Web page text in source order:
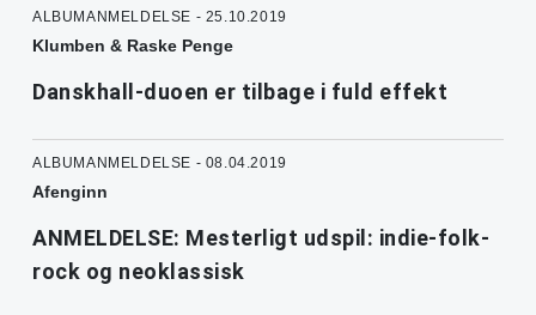
ALBUMANMELDELSE - 25.10.2019
Klumben & Raske Penge
Danskhall-duoen er tilbage i fuld effekt
ALBUMANMELDELSE - 08.04.2019
Afenginn
ANMELDELSE: Mesterligt udspil: indie-folk-
rock og neoklassisk